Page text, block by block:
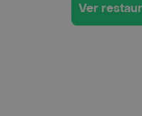
Ver